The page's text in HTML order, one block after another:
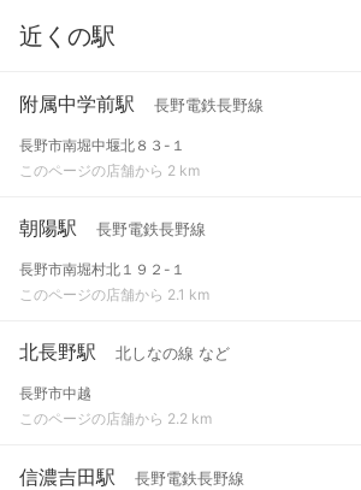
近くの駅
附属中学前駅 長野電鉄長野線
長野市南堀中堰北８３-１
このページの店舗から 2 km
朝陽駅 長野電鉄長野線
長野市南堀村北１９２-１
このページの店舗から 2.1 km
北長野駅 北しなの線 など
長野市中越
このページの店舗から 2.2 km
信濃吉田駅 長野電鉄長野線